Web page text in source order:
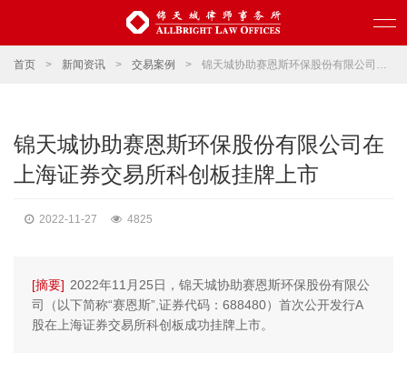
首页 > 新闻资讯 > 交易案例 > 锦天城协助赛恩斯环保股份有限公司在上海证券交易所科创板挂牌上市
锦天城协助赛恩斯环保股份有限公司在
上海证券交易所科创板挂牌上市
2022-11-27 4825
[摘要] 2022年11月25日，锦天城协助赛恩斯环保股份有限公
司（以下简称“赛恩斯”,证券代码：688480）首次公开发行A
股在上海证券交易所科创板成功挂牌上市。